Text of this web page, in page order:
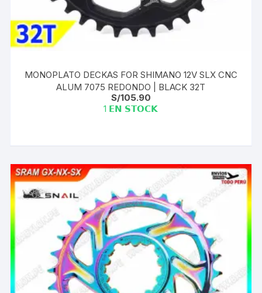
MONOPLATO DECKAS FOR SHIMANO 12V SLX CNC
ALUM 7075 REDONDO | BLACK 32T
S/105.90
1 𝗘𝗡 𝗦𝗧𝗢𝗖𝗞